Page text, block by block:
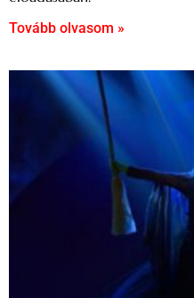
Tovább olvasom »